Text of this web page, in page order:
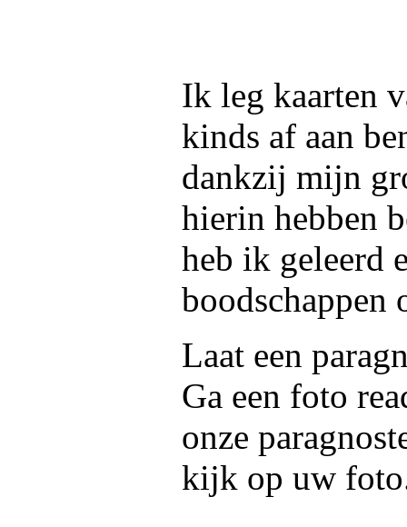
Ik leg kaarten
kinds af aan
dankzij mijn
hierin hebben
heb ik geleerd
boodschappen
Laat een
Ga een foto
onze
kijk op uw